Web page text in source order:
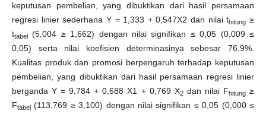
keputusan pembelian, yang dibuktikan dari hasil persamaan
regresi linier sederhana Y = 1,333 + 0,547X2 dan nilai thitung ≥
ttabel(5,004 ≥ 1,662) dengan nilai signifikan ≤ 0,05 (0,009 ≤
0,05) serta nilai koefisien determinasinya sebesar 76,9%.
Kualitas produk dan promosi berpengaruh terhadap keputusan
pembelian, yang dibuktikan dari hasil persamaan regresi linier
berganda Y = 9,784 + 0,688 X1 + 0,769 X2dan nilai Fhitung≥
Ftabel(113,769 ≥ 3,100) dengan nilai signifikan ≤ 0,05 (0,000 ≤